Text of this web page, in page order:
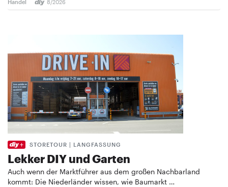
Handel 8/2026
STORETOUR | LANGFASSUNG
Lekker DIY und Garten
Auch wenn der Marktführer aus dem großen Nachbarland
kommt: Die Niederländer wissen, wie Baumarkt …